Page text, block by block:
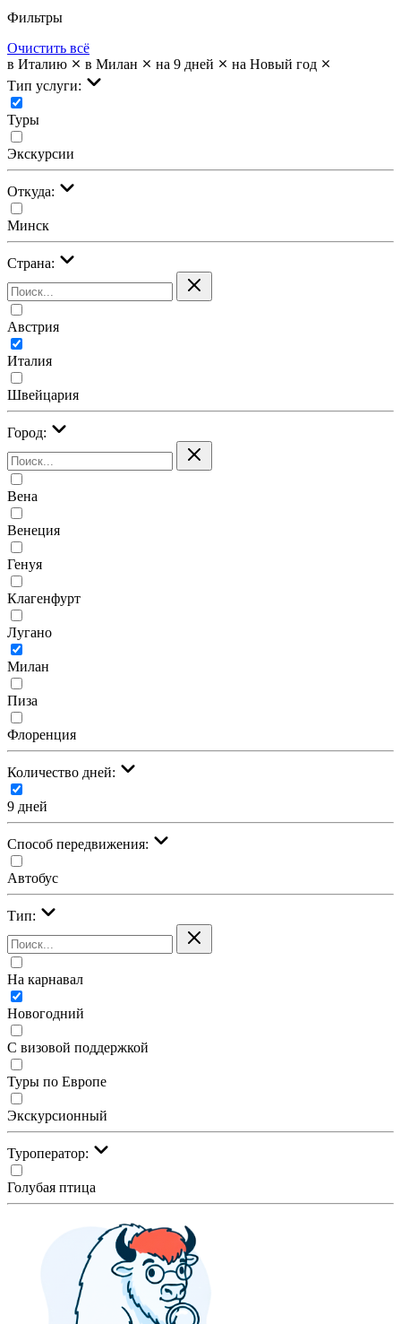
Фильтры
Очистить всё
в Италию
в Милан на 9 дней
на Новый год
Тип услуги:
Туры
Экскурсии
Откуда:
Минск
Страна:
Австрия
Италия
Швейцария
Город:
Вена
Венеция
Генуя
Клагенфурт
Лугано
Милан
Пиза
Флоренция
Количество дней:
9 дней
Cпособ передвижения:
Автобус
Тип:
На карнавал
Новогодний
С визовой поддержкой
Туры по Европе
Экскурсионный
Туроператор:
Голубая птица